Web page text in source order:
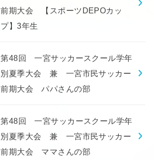
前期大会 【スポーツDEPOカッ
プ】3年生
第48回 一宮サッカースクール学年
別夏季大会 兼 一宮市民サッカー
前期大会 パパさんの部
第48回 一宮サッカースクール学年
別夏季大会 兼 一宮市民サッカー
前期大会 ママさんの部